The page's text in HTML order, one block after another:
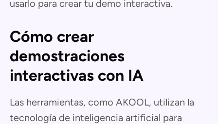
usarlo para crear tu demo interactiva.
Cómo crear
demostraciones
interactivas con IA
Las herramientas, como AKOOL, utilizan la
tecnología de inteligencia artificial para